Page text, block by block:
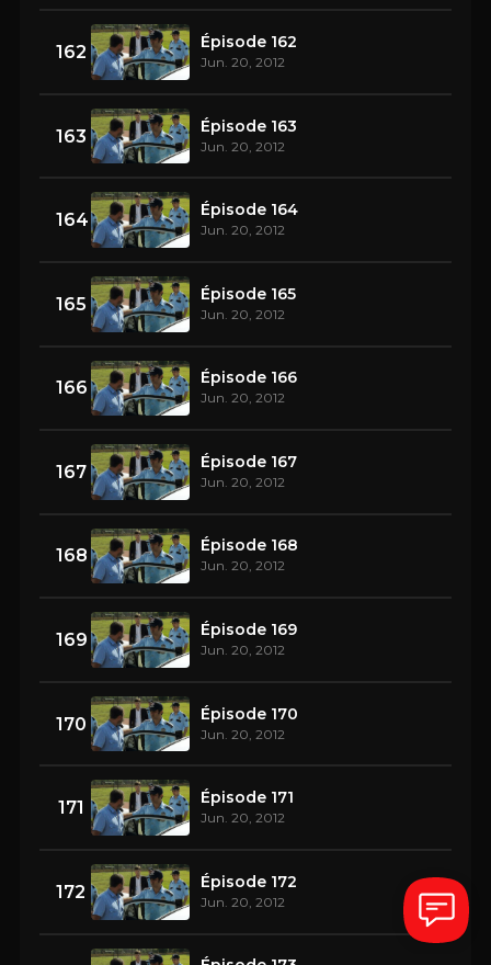
162 Épisode 162
Jun. 20, 2012
163 Épisode 163
Jun. 20, 2012
164 Épisode 164
Jun. 20, 2012
165 Épisode 165
Jun. 20, 2012
166 Épisode 166
Jun. 20, 2012
167 Épisode 167
Jun. 20, 2012
168 Épisode 168
Jun. 20, 2012
169 Épisode 169
Jun. 20, 2012
170 Épisode 170
Jun. 20, 2012
171 Épisode 171
Jun. 20, 2012
172 Épisode 172
Jun. 20, 2012